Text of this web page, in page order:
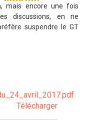
mais encore une fois
discussions, en ne
suspendre le GT
Télécharger